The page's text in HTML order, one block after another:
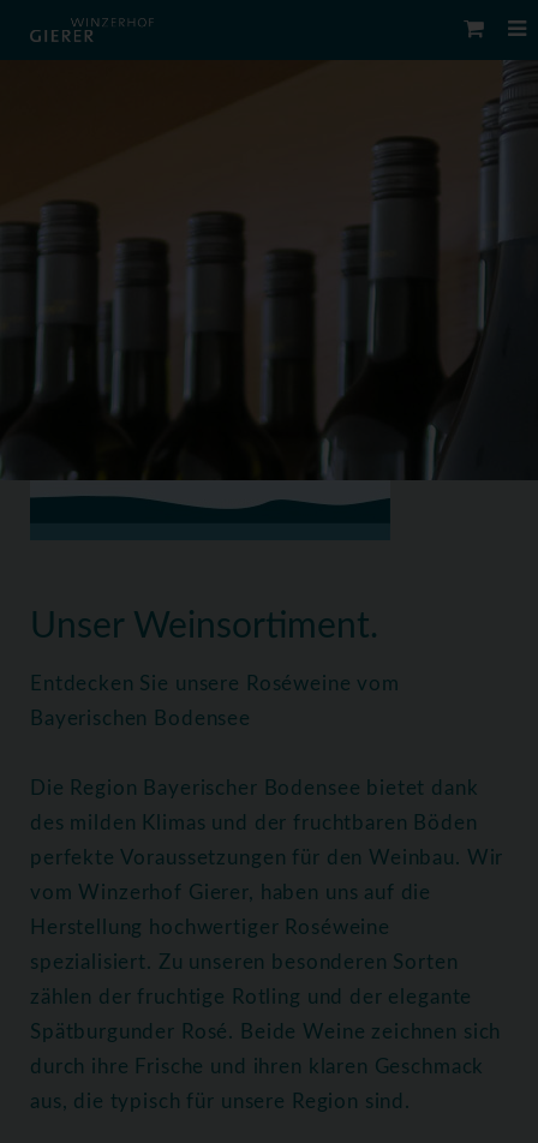
Unser Weinsortiment.
Entdecken Sie unsere Roséweine vom
Bayerischen Bodensee
Die Region Bayerischer Bodensee bietet dank
des milden Klimas und der fruchtbaren Böden
perfekte Voraussetzungen für den Weinbau. Wir
vom Winzerhof Gierer, haben uns auf die
Herstellung hochwertiger Roséweine
spezialisiert. Zu unseren besonderen Sorten
zählen der fruchtige Rotling und der elegante
Spätburgunder Rosé. Beide Weine zeichnen sich
durch ihre Frische und ihren klaren Geschmack
aus, die typisch für unsere Region sind.